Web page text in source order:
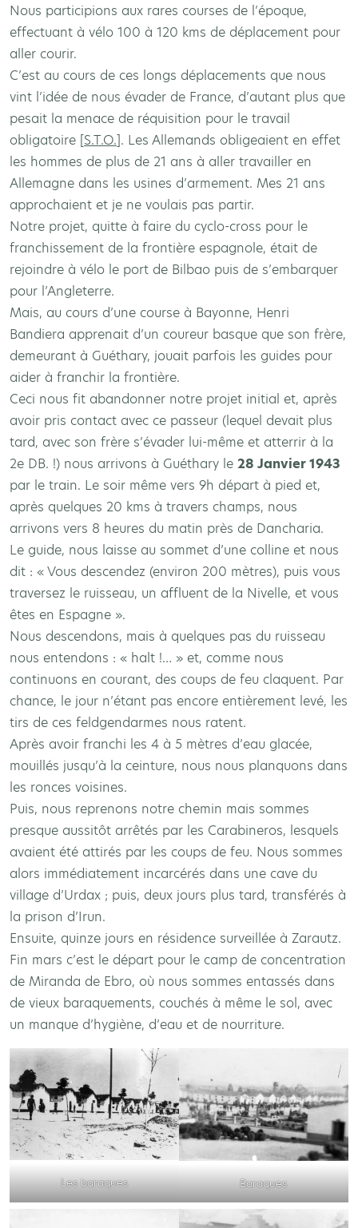
Nous participions aux rares courses de l’époque,
effectuant à vélo 100 à 120 kms de déplacement pour
aller courir.
C’est au cours de ces longs déplacements que nous
vint l’idée de nous évader de France, d’autant plus que
pesait la menace de réquisition pour le travail
obligatoire [S.T.O.]. Les Allemands obligeaient en effet
les hommes de plus de 21 ans à aller travailler en
Allemagne dans les usines d’armement. Mes 21 ans
approchaient et je ne voulais pas partir.
Notre projet, quitte à faire du cyclo-cross pour le
franchissement de la frontière espagnole, était de
rejoindre à vélo le port de Bilbao puis de s’embarquer
pour l’Angleterre.
Mais, au cours d’une course à Bayonne, Henri
Bandiera apprenait d’un coureur basque que son frère,
demeurant à Guéthary, jouait parfois les guides pour
aider à franchir la frontière.
Ceci nous fit abandonner notre projet initial et, après
avoir pris contact avec ce passeur (lequel devait plus
tard, avec son frère s’évader lui-même et atterrir à la
2e DB. !) nous arrivons à Guéthary le 28 Janvier 1943
par le train. Le soir même vers 9h départ à pied et,
après quelques 20 kms à travers champs, nous
arrivons vers 8 heures du matin près de Dancharia.
Le guide, nous laisse au sommet d’une colline et nous
dit : « Vous descendez (environ 200 mètres), puis vous
traversez le ruisseau, un affluent de la Nivelle, et vous
êtes en Espagne ».
Nous descendons, mais à quelques pas du ruisseau
nous entendons : « halt !… » et, comme nous
continuons en courant, des coups de feu claquent. Par
chance, le jour n’étant pas encore entièrement levé, les
tirs de ces feldgendarmes nous ratent.
Après avoir franchi les 4 à 5 mètres d’eau glacée,
mouillés jusqu’à la ceinture, nous nous planquons dans
les ronces voisines.
Puis, nous reprenons notre chemin mais sommes
presque aussitôt arrêtés par les Carabineros, lesquels
avaient été attirés par les coups de feu. Nous sommes
alors immédiatement incarcérés dans une cave du
village d’Urdax ; puis, deux jours plus tard, transférés à
la prison d’Irun.
Ensuite, quinze jours en résidence surveillée à Zarautz.
Fin mars c’est le départ pour le camp de concentration
de Miranda de Ebro, où nous sommes entassés dans
de vieux baraquements, couchés à même le sol, avec
un manque d’hygiène, d’eau et de nourriture.
Les baraques Baraques